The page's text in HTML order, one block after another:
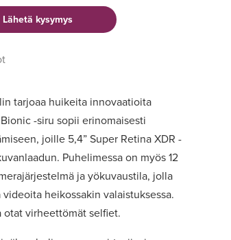
tarjoaa huikeita innovaatioita
-siru sopii erinomaisesti
joille 5,4” Super Retina XDR -
Puhelimessa on myös 12
ja yökuvaustila, jolla
heikossakin valaistuksessa.
otat virheettömät selfiet.